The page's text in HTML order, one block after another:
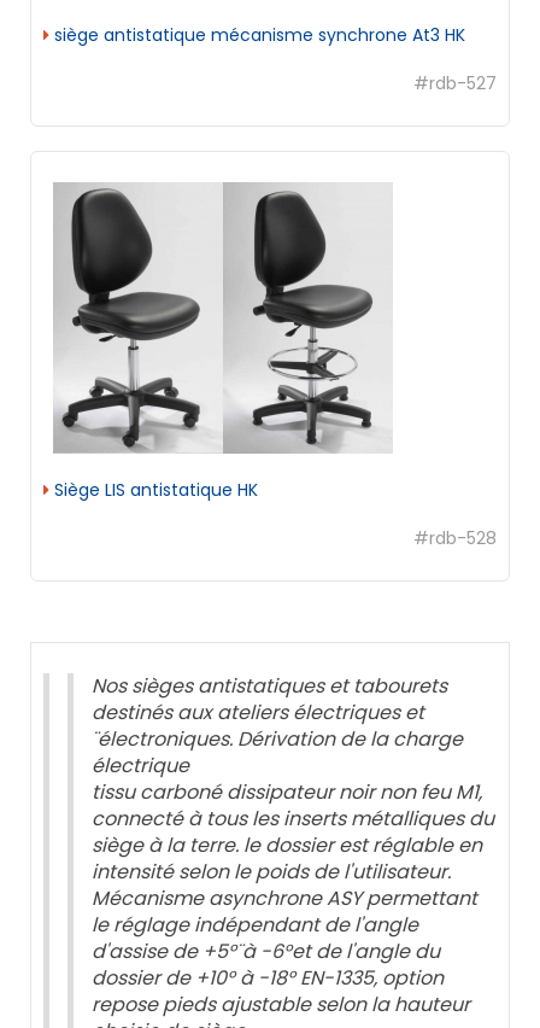
siège antistatique mécanisme synchrone At3 HK
#rdb-527
Siège LIS antistatique HK
#rdb-528
Nos sièges antistatiques et tabourets
destinés aux ateliers électriques et
¨électroniques. Dérivation de la charge
électrique
tissu carboné dissipateur noir non feu M1,
connecté à tous les inserts métalliques du
siège à la terre. le dossier est réglable en
intensité selon le poids de l'utilisateur.
Mécanisme asynchrone ASY permettant
le réglage indépendant de l'angle
d'assise de +5°¨à -6°et de l'angle du
dossier de +10° à -18° EN-1335, option
repose pieds ajustable selon la hauteur